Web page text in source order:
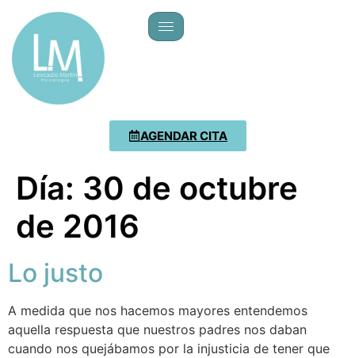
AGENDAR CITA
Día: 30 de octubre
de 2016
Lo justo
A medida que nos hacemos mayores entendemos
aquella respuesta que nuestros padres nos daban
cuando nos quejábamos por la injusticia de tener que